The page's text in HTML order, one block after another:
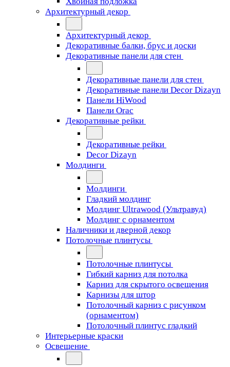
Архитектурный декор
Архитектурный декор
Декоративные балки, брус и доски
Декоративные панели для стен
Декоративные панели для стен
Декоративные панели Decor Dizayn
Панели HiWood
Панели Orac
Декоративные рейки
Декоративные рейки
Decor Dizayn
Молдинги
Молдинги
Гладкий молдинг
Молдинг Ultrawood (Ультравуд)
Молдинг с орнаментом
Наличники и дверной декор
Потолочные плинтусы
Потолочные плинтусы
Гибкий карниз для потолка
Карниз для скрытого освещения
Карнизы для штор
Потолочный карниз с рисунком
(орнаментом)
Потолочный плинтус гладкий
Интерьерные краски
Освещение